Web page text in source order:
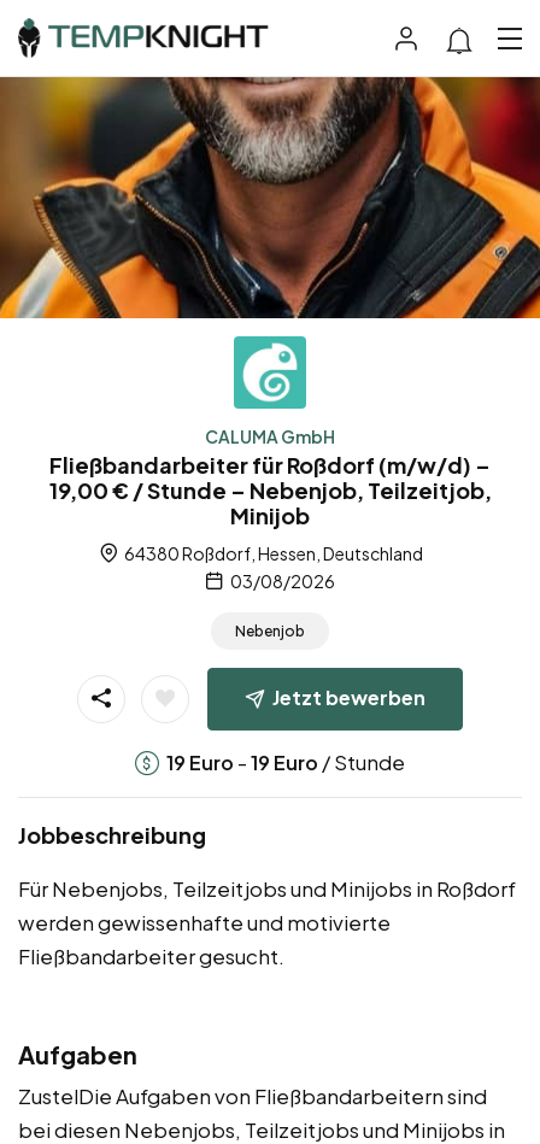
CALUMA GmbH
Fließbandarbeiter für Roßdorf (m/w/d) –
19,00 € / Stunde – Nebenjob, Teilzeitjob,
Minijob
64380 Roßdorf, Hessen, Deutschland
03/08/2026
Nebenjob
Jetzt bewerben
19 Euro -19 Euro / Stunde
Jobbeschreibung
Für Nebenjobs, Teilzeitjobs und Minijobs in Roßdorf
werden gewissenhafte und motivierte
Fließbandarbeiter gesucht.
Aufgaben
ZustelDie Aufgaben von Fließbandarbeitern sind
bei diesen Nebenjobs, Teilzeitjobs und Minijobs in